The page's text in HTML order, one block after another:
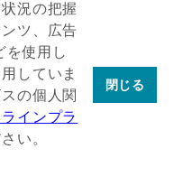
2024年07月05日
告レポート作成ツ
況の把握
ツ、広告
を使用し
していま
の個人関
インプラ
い。
閉じる